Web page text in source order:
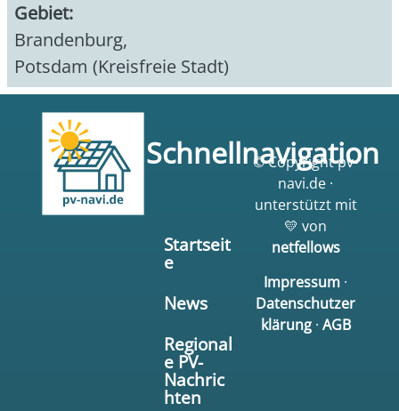
Gebiet:
Brandenburg,
Potsdam (Kreisfreie Stadt)
Schnellnavigation
Startseit
e
News
Regional
e PV-
Nachric
hten
© Copyright pv-
navi.de ·
unterstützt mit
💛 von
netfellows
Impressum ·
Datenschutzer
klärung· AGB